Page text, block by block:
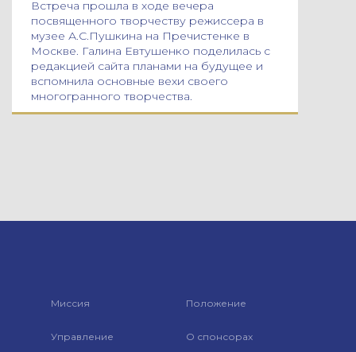
Встреча прошла в ходе вечера
посвященного творчеству режиссера в
музее А.С.Пушкина на Пречистенке в
Москве. Галина Евтушенко поделилась с
редакцией сайта планами на будущее и
вспомнила основные вехи своего
многогранного творчества.
Миссия
Управление
Положение
О спонсорах